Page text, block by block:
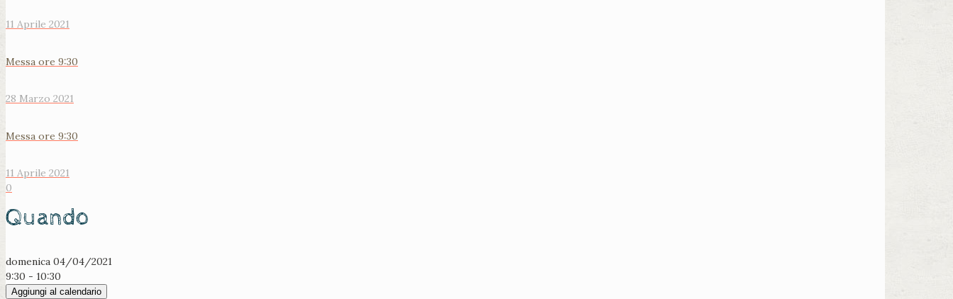
11 Aprile 2021
Messa ore 9:30
28 Marzo 2021
Messa ore 9:30
11 Aprile 2021
0
Quando
domenica 04/04/2021
9:30 - 10:30
Aggiungi al calendario